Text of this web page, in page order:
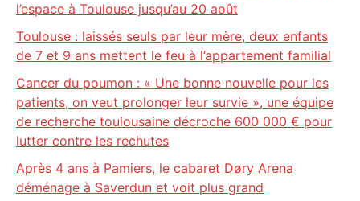
l’espace à Toulouse jusqu’au 20 août
Toulouse : laissés seuls par leur mère, deux enfants
de 7 et 9 ans mettent le feu à l’appartement familial
Cancer du poumon : « Une bonne nouvelle pour les
patients, on veut prolonger leur survie », une équipe
de recherche toulousaine décroche 600 000 € pour
lutter contre les rechutes
Après 4 ans à Pamiers, le cabaret Døry Arena
déménage à Saverdun et voit plus grand